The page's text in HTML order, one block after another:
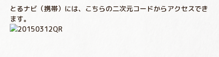
とるナビ（携帯）には、こちらの二次元コードからアクセスでき
ます。